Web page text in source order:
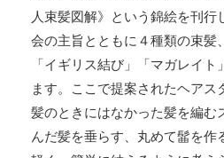
人束髪図解》という錦絵を刊行
会の主旨とともに４種類の束髪
「イギリス結び」「マガレイ
ます。ここで提案されたヘアス
髪のときにはなかった髪を編む
んだ髪を垂らす、丸めて髷を作